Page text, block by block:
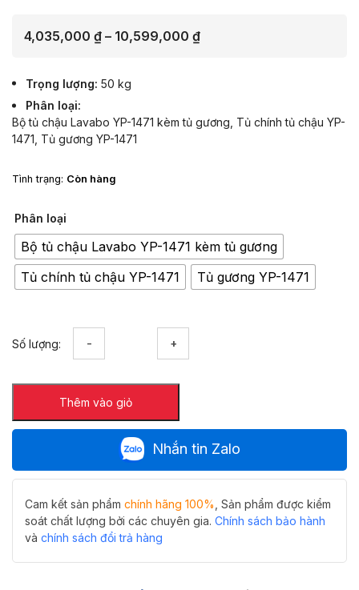
đánh giá
4,035,000 ₫ – 10,599,000 ₫Khoảng
10,599,000 ₫
Trọng lượng 50 kg
Phân loại
Bộ tủ chậu Lavabo YP-1471 kèm tủ gương, Tủ chính tủ chậu YP-
1471, Tủ gương YP-1471
Tình trạng: Còn hàng
Phân loại
Bộ tủ chậu Lavabo YP-1471 kèm tủ gương
Tủ chính tủ chậu YP-1471
Tủ gương YP-1471
Số lượng:
Lavabo
Hiwin
YP-
1471
gương
mài
hình
gấu
số
Thêm vào giỏ
Nhắn tin Zalo
Cam kết sản phẩm chính hãng 100% , Sản phẩm được kiểm
soát chất lượng bởi các chuyên gia. Chính sách bảo hành
và chính sách đổi trả hàng